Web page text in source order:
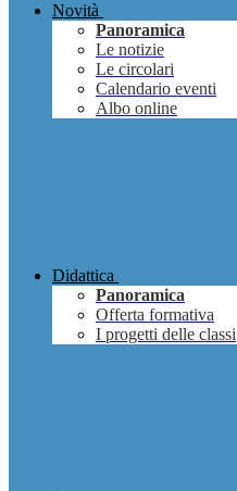
Novità
Panoramica
Le notizie
Le circolari
Calendario eventi
Albo online
Didattica
Panoramica
Offerta formativa
I progetti delle classi